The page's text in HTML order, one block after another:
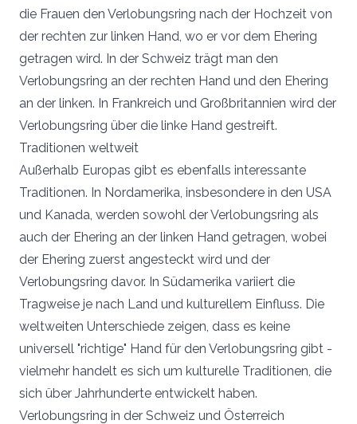
die Frauen den Verlobungsring nach der Hochzeit von
der rechten zur linken Hand, wo er vor dem Ehering
getragen wird. In der Schweiz trägt man den
Verlobungsring an der rechten Hand und den Ehering
an der linken. In Frankreich und Großbritannien wird der
Verlobungsring über die linke Hand gestreift.
Traditionen weltweit
Außerhalb Europas gibt es ebenfalls interessante
Traditionen. In Nordamerika, insbesondere in den USA
und Kanada, werden sowohl der Verlobungsring als
auch der Ehering an der linken Hand getragen, wobei
der Ehering zuerst angesteckt wird und der
Verlobungsring davor. In Südamerika variiert die
Tragweise je nach Land und kulturellem Einfluss. Die
weltweiten Unterschiede zeigen, dass es keine
universell "richtige" Hand für den Verlobungsring gibt -
vielmehr handelt es sich um kulturelle Traditionen, die
sich über Jahrhunderte entwickelt haben.
Verlobungsring in der Schweiz und Österreich